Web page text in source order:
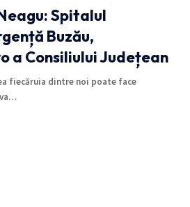
Spitalul
Buzău,
a Consiliului Județean
fiecăruia dintre noi poate face
…